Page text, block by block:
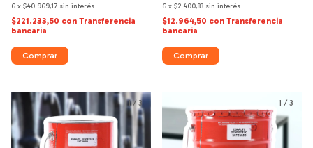
6 x $40.969,17 sin interés
$221.233,50 con Transferencia
bancaria
Comprar
6 x $2.400,83 sin interés
$12.964,50 con Transferencia
bancaria
Comprar
1/ 3 1 / 3